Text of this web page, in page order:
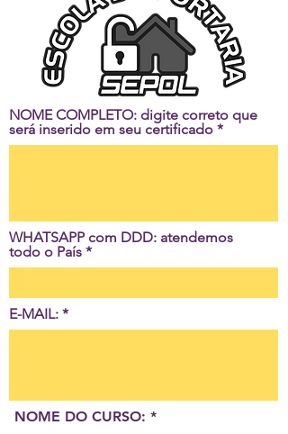
NOME COMPLETO: digite correto que
será inserido em seu certificado
WHATSAPP com DDD: atendemos
todo o País
E-MAIL:
NOME DO CURSO: *